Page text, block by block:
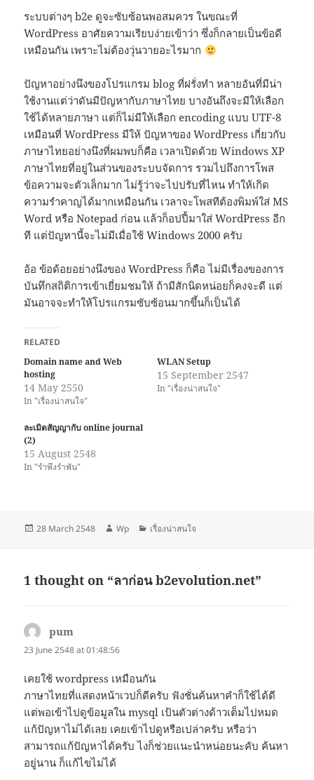
ระบบต่างๆ b2e ดูจะซับซ้อนพอสมควร ในขณะที่
WordPress อาศัยความเรียบง่ายเข้าว่า ซึ่งก็กลายเป็นข้อดี
เหมือนกัน เพราะไม่ต้องวุ่นวายอะไรมาก
ปัญหาอย่างนึงของโปรแกรม blog ที่ฝรั่งทำ หลายอันที่มีน่า
ใช้งานแต่ว่าดันมีปัญหากับภาษาไทย บางอันถึงจะมีให้เลือก
ใช้ได้หลายภาษา แต่ก็ไม่มีให้เลือก encoding แบบ UTF-8
เหมือนที่ WordPress มีให้ ปัญหาของ WordPress เกี่ยวกับ
ภาษาไทยอย่างนึงที่ผมพบก็คือ เวลาเปิดด้วย Windows XP
ภาษาไทยที่อยู่ในส่วนของระบบจัดการ รวมไปถึงการโพส
ข้อความจะตัวเล็กมาก ไม่รู้ว่าจะไปปรับที่ไหน ทำให้เกิด
ความรำคาญได้มากเหมือนกัน เวลาจะโพสทีต้องพิมพ์ใส่ MS
Word หรือ Notepad ก่อน แล้วก็อปปี้มาใส่ WordPress อีก
ที แต่ปัญหานี้จะไม่มีเมื่อใช้ Windows 2000 ครับ
อ้อ ข้อด้อยอย่างนึงของ WordPress ก็คือ ไม่มีเรื่องของการ
บันทึกสถิติการเข้าเยี่ยมชมให้ ถ้ามีสักนิดหน่อยก็คงจะดี แต่
มันอาจจะทำให้โปรแกรมซับซ้อนมากขึ้นก็เป็นได้
RELATED
Domain name and Web
hosting
14 May 2550
In "เรื่องน่าสนใจ"
WLAN Setup
15 September 2547
In "เรื่องน่าสนใจ"
ละเมิดสัญญากับ online journal
(2)
15 August 2548
In "รำพึงรำพัน"
Posted
28 March 2548 Author
Wp Categories
เรื่องน่าสนใจ
1 thought on “ลาก่อน b2evolution.net”
pum
23 June 2548 at 01:48:56
เคยใช้ wordpress เหมือนกัน
ภาษาไทยที่แสดงหน้าเวปก็ดีครับ ฟังชั่นค้นหาคำก็ใช้ได้ดี
แต่พอเข้าไปดูข้อมูลใน mysql เป้นตัวต่างด้าวเต็มไปหมด
แก้ปัญหาไม่ได้เลย เคยเข้าไปดูหรือเปล่าครับ หรือว่า
สามารถแก้ปัญหาได้ครับ ไงก็ช่วยแนะนำหน่อยนะคับ ค้นหา
อยู่นาน ก็แก้ไขไม่ได้